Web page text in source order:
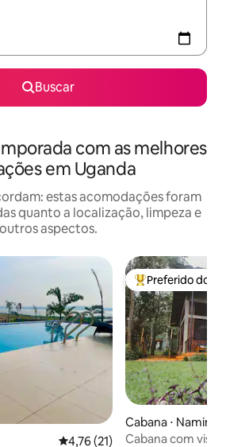
Buscar
com as melhores
em Uganda
estas acomodações foram
quanto a localização, limpeza e
outros aspectos.
4,76 de uma avaliação média
4,76 (21)
Entre os
Preferido dos
Cabana ⋅
anda
Cabana com